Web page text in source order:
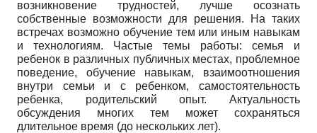
возникновение трудностей, лучше осознать
собственные возможности для решения. На таких
встречах возможно обучение тем или иным навыкам
и технологиям. Частые темы работы: семья и
ребенок в различных публичных местах, проблемное
поведение, обучение навыкам, взаимоотношения
внутри семьи и с ребенком, самостоятельность
ребенка, родительский опыт. Актуальность
обсуждения многих тем может сохраняться
длительное время (до нескольких лет).